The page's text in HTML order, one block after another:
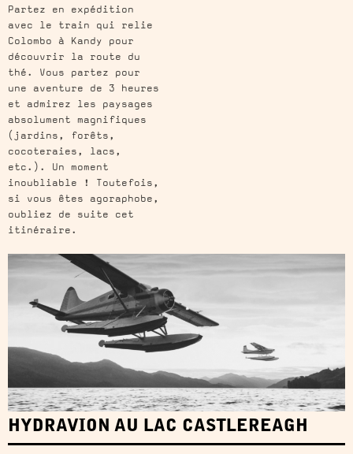
Partez en expédition
avec le train qui relie
Colombo à Kandy pour
découvrir la route du
thé. Vous partez pour
une aventure de 3 heures
et admirez les paysages
absolument magnifiques
(jardins, forêts,
cocoteraies, lacs,
etc.). Un moment
inoubliable ! Toutefois,
si vous êtes agoraphobe,
oubliez de suite cet
itinéraire.
HYDRAVION AU LAC CASTLEREAGH